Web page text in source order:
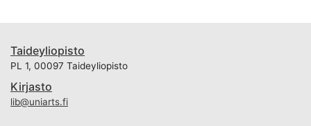
Taideyliopisto
PL 1, 00097 Taideyliopisto
Kirjasto
lib@uniarts.fi